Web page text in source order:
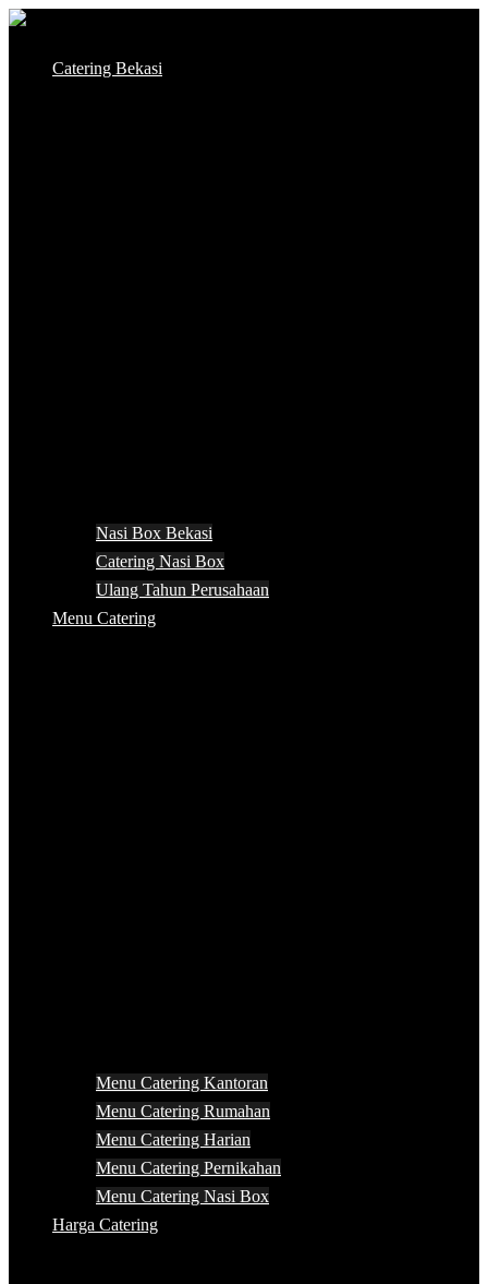
Skip
content
Catering Bekasi
Nasi Box Bekasi
Catering Nasi Box
Ulang Tahun Perusahaan
Menu Catering
Menu Catering Kantoran
Menu Catering Rumahan
Menu Catering Harian
Menu Catering Pernikahan
Menu Catering Nasi Box
Harga Catering